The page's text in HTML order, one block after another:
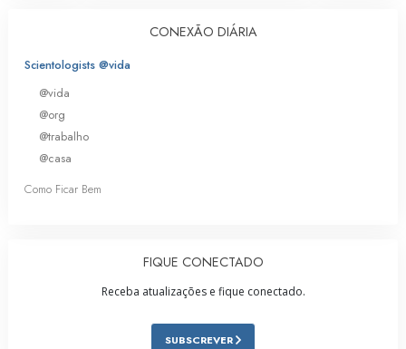
CONEXÃO DIÁRIA
Scientologists @vida
@vida
@org
@trabalho
@casa
Como Ficar Bem
FIQUE CONECTADO
Receba atualizações e fique conectado.
SUBSCREVER